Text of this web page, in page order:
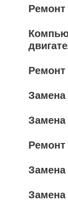
Ремонт
Ремонт
Замена
Замена